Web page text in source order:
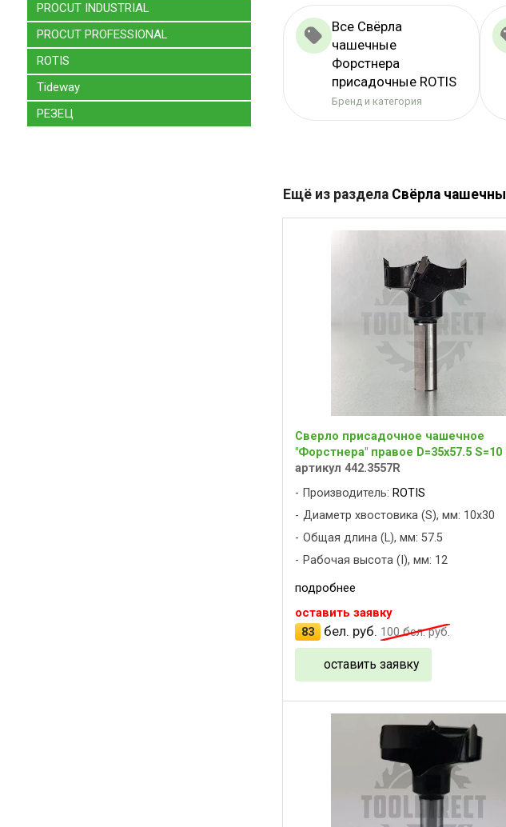
PROCUT INDUSTRIAL
PROCUT PROFESSIONAL
ROTIS
Tideway
РЕЗЕЦ
Все Свёрла
чашечные
Форстнера
присадочные ROTIS
Бренд и категория
Ещё из раздела Свёрла
Сверло присадочное чашечное
"Форстнера" правое D=35x57.5 S=10
артикул 442.3557R
Производитель: ROTIS
Диаметр хвостовика (S), мм: 10x30
Общая длина (L), мм: 57.5
Рабочая высота (I), мм: 12
подробнее
оставить заявку
83 бел. руб. 100бел. руб.
оставить заявку